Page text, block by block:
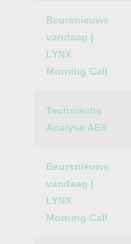
Beursnieuws
vandaag |
LYNX
Morning Call
Technische
Analyse AEX
Beursnieuws
vandaag |
LYNX
Morning Call